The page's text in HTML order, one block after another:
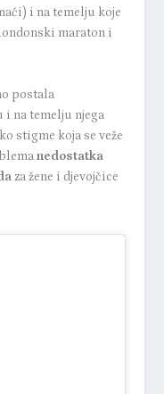
i na temelju koje
maraton i
postala
na temelju njega
stigme koja se veže
nedostatka
za žene i djevojčice